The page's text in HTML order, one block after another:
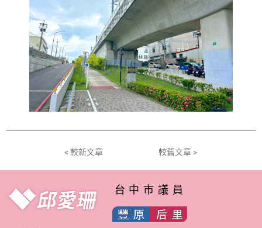
< 較新文章 較舊文章 >
台中市議員